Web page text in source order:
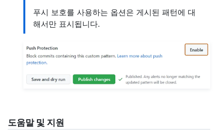
푸시 보호를 사용하는 옵션은 게시된 패턴에 대
해서만 표시됩니다.
도움말 및 지원